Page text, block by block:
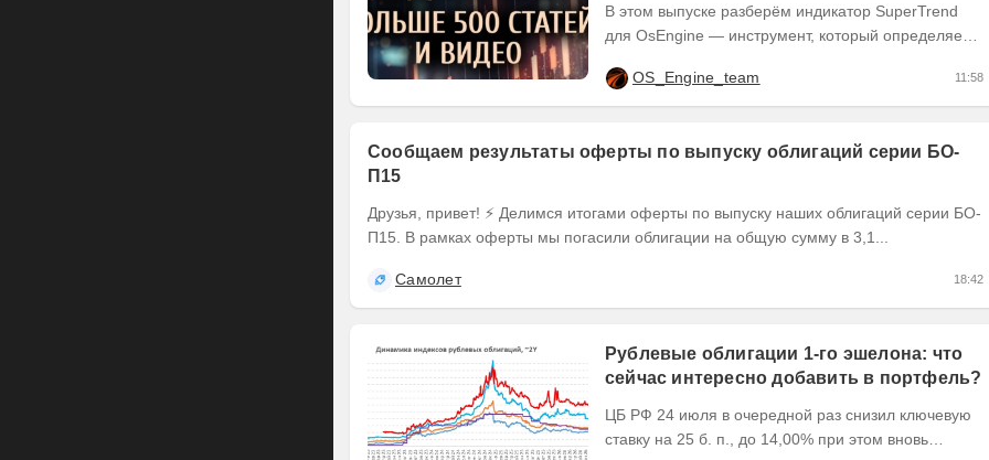
В этом выпуске разберём индикатор SuperTrend
для OsEngine — инструмент, который определяет
рыночную...
OS_Engine_team 11:58
Сообщаем результаты оферты по выпуску облигаций серии БО-
П15
Друзья, привет! ⚡️ Делимся итогами оферты по выпуску наших облигаций серии БО-
П15. В рамках оферты мы погасили облигации на общую сумму в 3,1...
Самолет 18:42
Рублевые облигации 1-го эшелона: что
сейчас интересно добавить в портфель?
ЦБ РФ 24 июля в очередной раз снизил ключевую
ставку на 25 б. п., до 14,00% при этом вновь